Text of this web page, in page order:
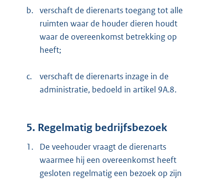
b. verschaft de dierenarts toegang tot alle
ruimten waar de houder dieren houdt
waar de overeenkomst betrekking op
heeft;
c.
verschaft de dierenarts inzage in de
administratie, bedoeld in artikel 9A.8.
5. Regelmatig bedrijfsbezoek
1.
De veehouder vraagt de dierenarts
waarmee hij een overeenkomst heeft
gesloten regelmatig een bezoek op zijn